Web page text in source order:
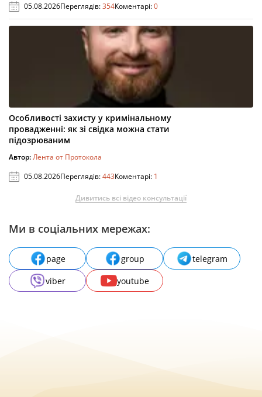
05.08.2026Переглядів:354Коментарі:0
Особливості захисту у кримінальному
провадженні: як зі свідка можна стати
підозрюваним
Автор:Лента от Протокола
05.08.2026Переглядів:443Коментарі: 1
Дивитись всі відео консультації
Ми в соціальних мережах:
page group
telegram
viber
youtube